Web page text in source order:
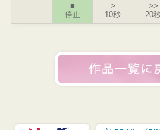
■
停止
>
10秒
>>
20